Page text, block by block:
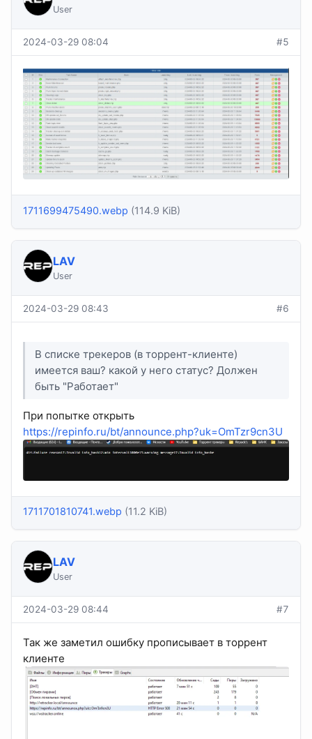
User
2024-03-29 08:04 #5
1711699475490.webp (114.9 KiB)
LAV
User
2024-03-29 08:43 #6
В списке трекеров (в торрент-клиенте)
имеется ваш? какой у него статус? Должен
быть "Работает"
При попытке открыть
https://repinfo.ru/bt/announce.php?uk=OmTzr9cn3U
1711701810741.webp (11.2 KiB)
LAV
User
2024-03-29 08:44 #7
Так же заметил ошибку прописывает в торрент
клиенте